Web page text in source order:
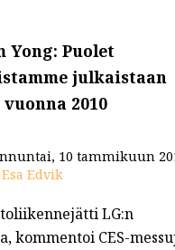
Yong: Puolet
julkaistaan
2010
10 tammikuun
Esa Edvik
LG:n
kommentoi CES-